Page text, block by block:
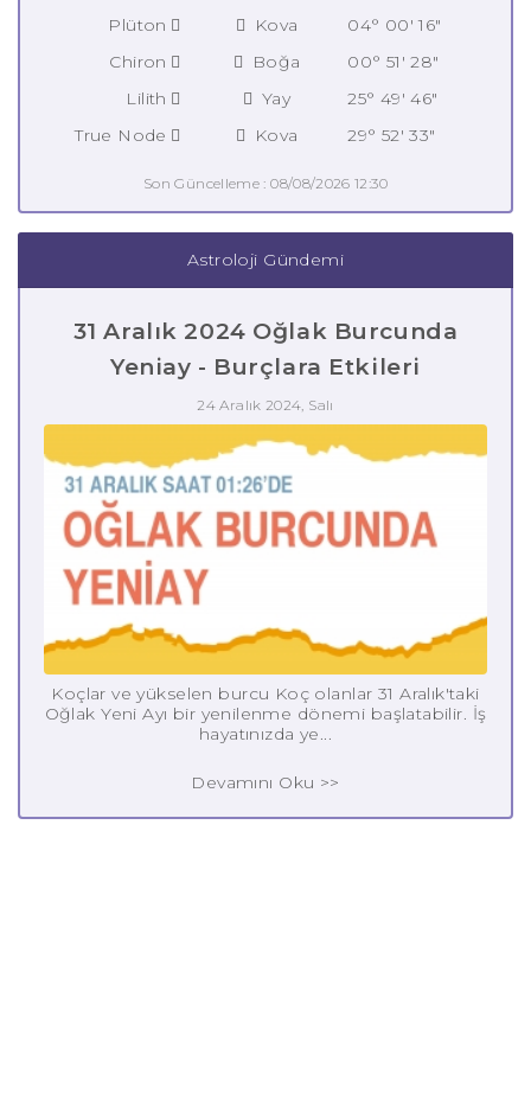
Plüton
Kova
04° 00' 16"
Chiron
Boğa
00° 51' 28"
Lilith
Yay
25° 49' 46"
True Node
Kova 29° 52' 33"
Son Güncelleme : 08/08/2026 12:30
Astroloji Gündemi
31 Aralık 2024 Oğlak Burcunda
Yeniay - Burçlara Etkileri
24 Aralık 2024, Salı
Koçlar ve yükselen burcu Koç olanlar 31 Aralık'taki
Oğlak Yeni Ayı bir yenilenme dönemi başlatabilir. İş
hayatınızda ye...
Devamını Oku >>